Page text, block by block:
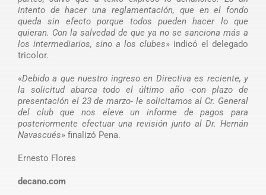
intento de hacer una reglamentación, que en el fondo
queda sin efecto porque todos pueden hacer lo que
quieran. Con la salvedad de que ya no se sanciona más a
los intermediarios, sino a los clubes» indicó el delegado
tricolor.
«Debido a que nuestro ingreso en Directiva es reciente, y
la solicitud abarca todo el último año -con plazo de
presentación el 23 de marzo- le solicitamos al Cr. General
del club que nos eleve un informe de pagos para
posteriormente efectuar una revisión junto al Dr. Hernán
Navascués» finalizó Pena.
Ernesto Flores
decano.com